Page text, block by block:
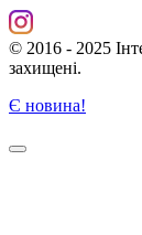
© 2016 - 2025
захищені.
Є новина!